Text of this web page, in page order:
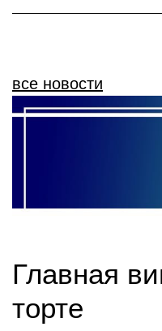
все новости
Главная
торте